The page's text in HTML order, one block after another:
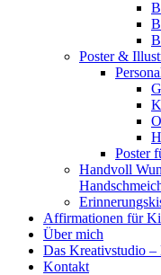
Poster &
Poster
Handvoll
Affirmationen für
Über mich
Das Kreativstudio
Kontakt